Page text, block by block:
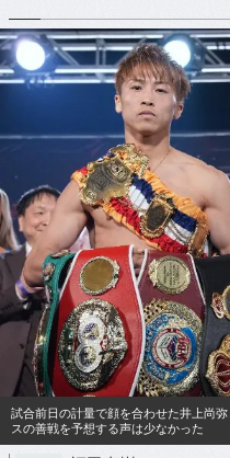
試合前日の計量で顔を合わせた井上尚
スの善戦を予想する声は少なかった